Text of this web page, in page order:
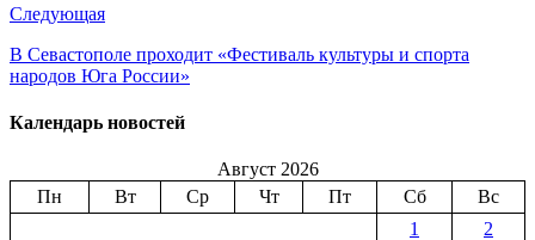
Следующая
В Севастополе проходит «Фестиваль культуры и спорта
народов Юга России»
Календарь новостей
Август 2026
Пн
Вт Ср Чт Пт Сб
Вс
1
2